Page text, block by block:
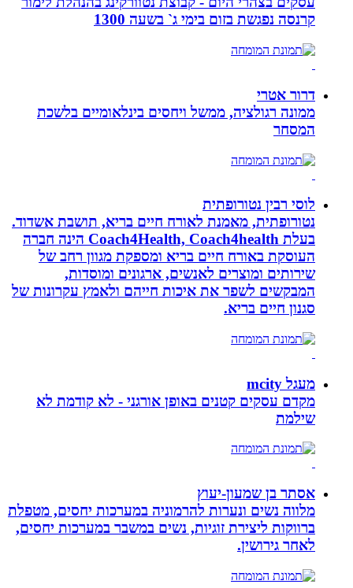
קרנסה נפגשת בזום בימי ג` בשעה 1300
דרור אטרי
ממונה רגולציה, ממשל ויחסים בינלאומיים בלשכת
המסחר
לוסי רבין נטורופתית
נטורופתית, מאמנת לאורח חיים בריא, תושבת אשדוד.
בעלת Coach4Health, Coach4health הינה חברה
העוסקת באורח חיים בריא ומספקת מגוון רחב של
שירותים ומוצרים לאנשים, ארגונים ומוסדות,
המבקשים לשפר את איכות חייהם ולאמץ עקרונות של
סגנון חיים בריא.
מעגל mcity
מקדם עסקים קטנים באופן אורגני - לא קודמת לא
שילמת
אסתר בן שמעון-יעוץ
מלווה נשים ונערות להרמוניה במערכות יחסים, מטפלת
ברווקות ליצירת זוגיות, נשים במשבר במערכות יחסים,
לאחר גירושין.